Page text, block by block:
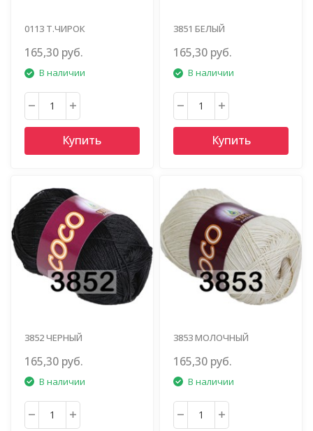
0113 Т.ЧИРОК
165,30 руб.
В наличии
Купить
3851 БЕЛЫЙ
165,30 руб.
В наличии
Купить
3852 ЧЕРНЫЙ
165,30 руб.
В наличии
3853 МОЛОЧНЫЙ
165,30 руб.
В наличии